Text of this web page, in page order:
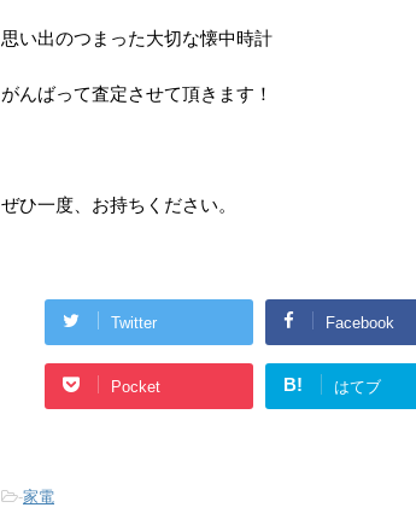
思い出のつまった大切な懐中時計
がんばって査定させて頂きます！
ぜひ一度、お持ちください。
Twitter Facebook
Pocket B! はてブ
-家電